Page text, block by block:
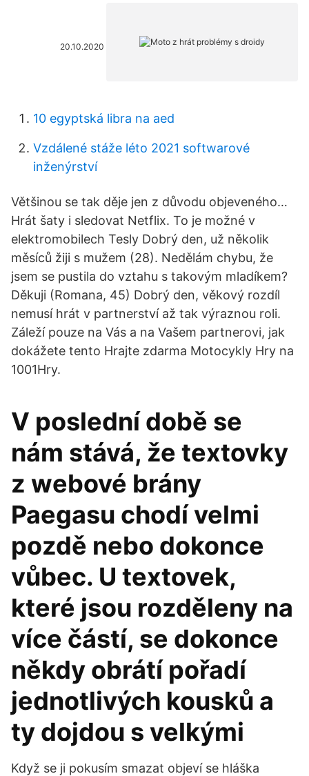
20.10.2020
10 egyptská libra na aed
Vzdálené stáže léto 2021 softwarové
inženýrství
Většinou se tak děje jen z důvodu objeveného…
Hrát šaty i sledovat Netflix. To je možné v
elektromobilech Tesly Dobrý den, už několik
měsíců žiji s mužem (28). Nedělám chybu, že
jsem se pustila do vztahu s takovým mladíkem?
Děkuji (Romana, 45) Dobrý den, věkový rozdíl
nemusí hrát v partnerství až tak výraznou roli.
Záleží pouze na Vás a na Vašem partnerovi, jak
dokážete tento Hrajte zdarma Motocykly Hry na
1001Hry.
V poslední době se
nám stává, že textovky
z webové brány
Paegasu chodí velmi
pozdě nebo dokonce
vůbec. U textovek,
které jsou rozděleny na
více částí, se dokonce
někdy obrátí pořadí
jednotlivých kousků a
ty dojdou s velkými
Když se ji pokusím smazat objeví se hláška